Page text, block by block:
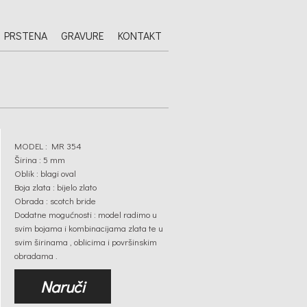
GRAVURE KONTAKT
MODEL : MR 354
Širina : 5 mm
Oblik : blagi oval
Boja zlata : bijelo zlato
Obrada : scotch bride
Dodatne mogućnosti : model radimo u
svim bojama i kombinacijama zlata te u
svim širinama , oblicima i površinskim
obradama .
Naruči